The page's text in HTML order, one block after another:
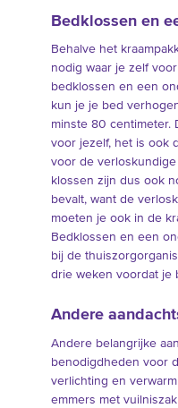
Bedklossen en
Behalve het
nodig waar je zelf
bedklossen en een
kun je je bed
minste 80 centimeter.
voor jezelf, het is ook
voor de
klossen zijn dus ook
bevalt, want de
moeten je ook in de
Bedklossen en een
bij de
drie weken voordat je
Andere
Andere belangrijke
benodigdheden voor
verlichting en
emmers met